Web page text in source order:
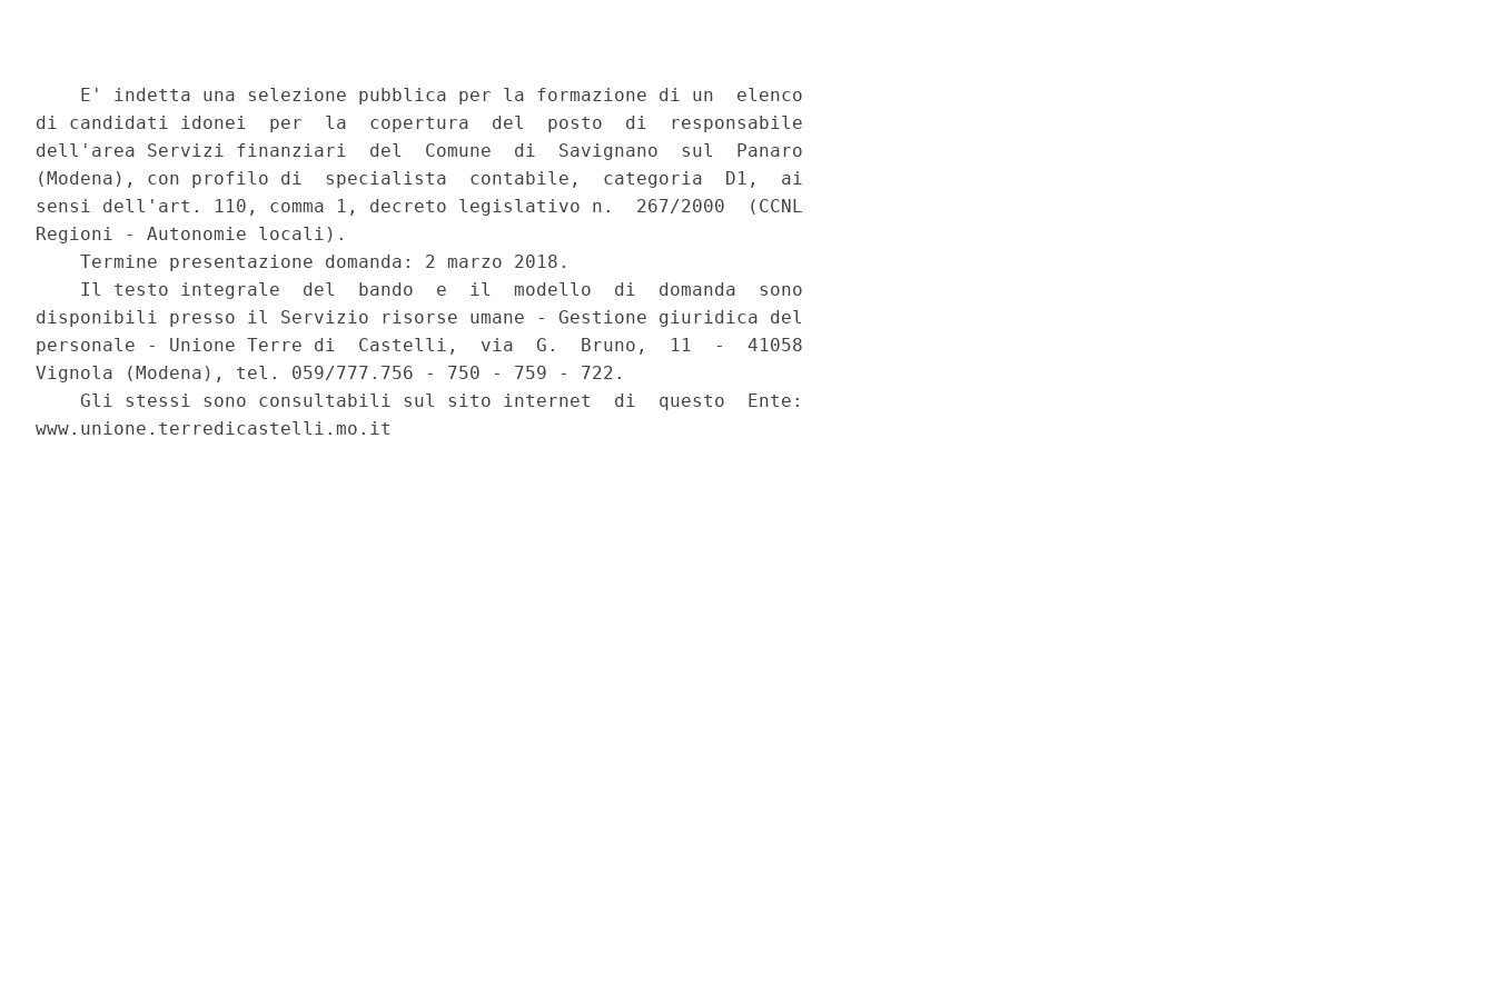
    E' indetta una selezione pubblica per la formazione di un  elenco
di candidati idonei  per  la  copertura  del  posto  di  responsabile
dell'area Servizi finanziari  del  Comune  di  Savignano  sul  Panaro
(Modena), con profilo di  specialista  contabile,  categoria  D1,  ai
sensi dell'art. 110, comma 1, decreto legislativo n.  267/2000  (CCNL
Regioni - Autonomie locali).
    Termine presentazione domanda: 2 marzo 2018.
    Il testo integrale  del  bando  e  il  modello  di  domanda  sono
disponibili presso il Servizio risorse umane - Gestione giuridica del
personale - Unione Terre di  Castelli,  via  G.  Bruno,  11  -  41058
Vignola (Modena), tel. 059/777.756 - 750 - 759 - 722.
    Gli stessi sono consultabili sul sito internet  di  questo  Ente:
www.unione.terredicastelli.mo.it